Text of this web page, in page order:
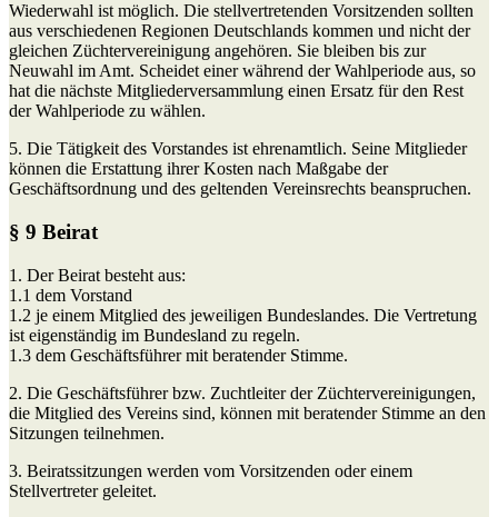
Wiederwahl ist möglich. Die stellvertretenden Vorsitzenden sollten
aus verschiedenen Regionen Deutschlands kommen und nicht der
gleichen Züchtervereinigung angehören. Sie bleiben bis zur
Neuwahl im Amt. Scheidet einer während der Wahlperiode aus, so
hat die nächste Mitgliederversammlung einen Ersatz für den Rest
der Wahlperiode zu wählen.
5. Die Tätigkeit des Vorstandes ist ehrenamtlich. Seine Mitglieder
können die Erstattung ihrer Kosten nach Maßgabe der
Geschäftsordnung und des geltenden Vereinsrechts beanspruchen.
§ 9 Beirat
1. Der Beirat besteht aus:
1.1 dem Vorstand
1.2 je einem Mitglied des jeweiligen Bundeslandes. Die Vertretung
ist eigenständig im Bundesland zu regeln.
1.3 dem Geschäftsführer mit beratender Stimme.
2. Die Geschäftsführer bzw. Zuchtleiter der Züchtervereinigungen,
die Mitglied des Vereins sind, können mit beratender Stimme an den
Sitzungen teilnehmen.
3. Beiratssitzungen werden vom Vorsitzenden oder einem
Stellvertreter geleitet.